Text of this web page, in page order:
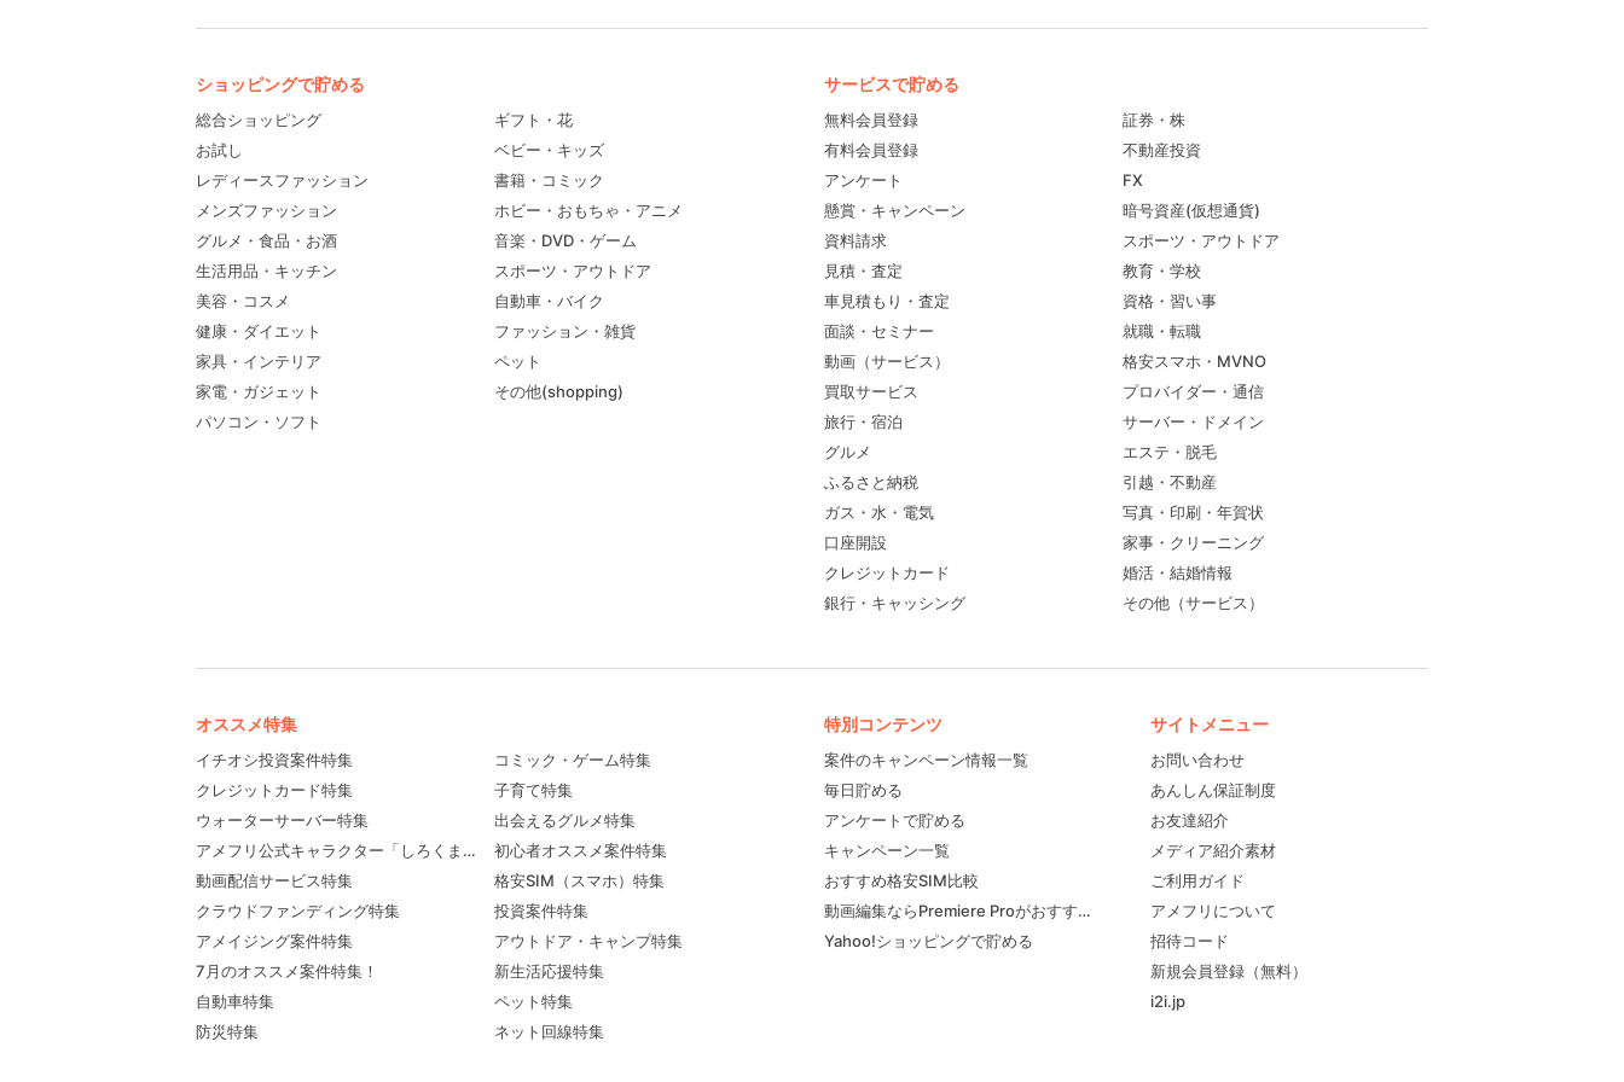
ショッピングで貯める
総合ショッピング
お試し
レディースファッション
メンズファッション
グルメ・食品・お酒
生活用品・キッチン
美容・コスメ
健康・ダイエット
家具・インテリア
家電・ガジェット
パソコン・ソフト
ギフト・花
ベビー・キッズ
書籍・コミック
ホビー・おもちゃ・アニメ
音楽・DVD・ゲーム
スポーツ・アウトドア
自動車・バイク
ファッション・雑貨
ペット
その他(shopping)
サービスで貯める
無料会員登録
有料会員登録
アンケート
懸賞・キャンペーン
資料請求
見積・査定
車見積もり・査定
面談・セミナー
動画（サービス）
買取サービス
旅行・宿泊
グルメ
ふるさと納税
ガス・水・電気
口座開設
クレジットカード
銀行・キャッシング
証券・株
不動産投資
FX
暗号資産(仮想通貨)
スポーツ・アウトドア
教育・学校
資格・習い事
就職・転職
格安スマホ・MVNO
プロバイダー・通信
サーバー・ドメイン
エステ・脱毛
引越・不動産
写真・印刷・年賀状
家事・クリーニング
婚活・結婚情報
その他（サービス）
オススメ特集
イチオシ投資案件特集
クレジットカード特集
ウォーターサーバー特集
アメフリ公式キャラクター「しろくま先輩」プロフィール
動画配信サービス特集
クラウドファンディング特集
アメイジング案件特集
7月のオススメ案件特集！
自動車特集
防災特集
コミック・ゲーム特集
子育て特集
出会えるグルメ特集
初心者オススメ案件特集
格安SIM（スマホ）特集
投資案件特集
アウトドア・キャンプ特集
新生活応援特集
ペット特集
ネット回線特集
特別コンテンツ
案件のキャンペーン情報一覧
毎日貯める
アンケートで貯める
キャンペーン一覧
おすすめ格安SIM比較
動画編集ならPremiere Proがおすすめ！
Yahoo!ショッピングで貯める
サイトメニュー
お問い合わせ
あんしん保証制度
お友達紹介
メディア紹介素材
ご利用ガイド
アメフリについて
招待コード
新規会員登録（無料）
i2i.jp